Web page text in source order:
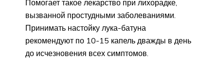
Помогает такое лекарство при лихорадке,
вызванной простудными заболеваниями.
Принимать настойку лука-батуна
рекомендуют по 10-15 капель дважды в день
до исчезновения всех симптомов.